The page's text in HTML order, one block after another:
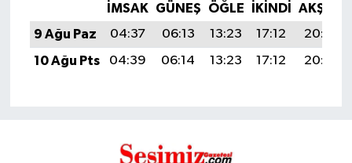
İMSAK GÜNEŞ ÖĞLE İKINDI
AKŞAM
9 Ağu Paz
04:37 06:13 13:23 17:12
20:23
10 Ağu Pts
04:39 06:14 13:23 17:12 20:22